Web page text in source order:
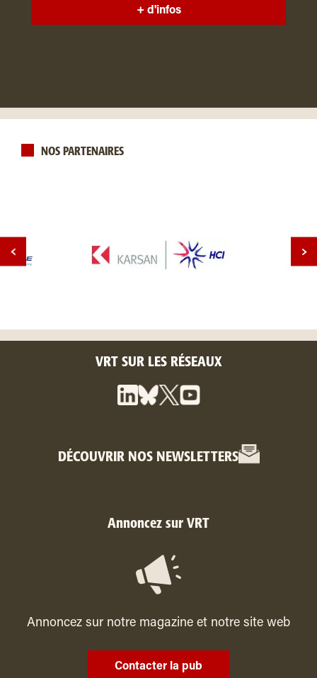
+ d'infos
NOS PARTENAIRES
VRT SUR LES RÉSEAUX
DÉCOUVRIR NOS NEWSLETTERS
Annoncez sur VRT
Annoncez sur notre magazine et notre site web
Contacter la pub